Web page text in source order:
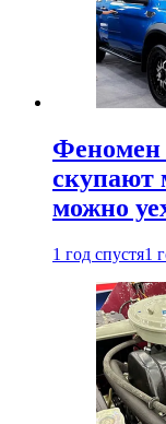
Феномен
скупают
можно
1 год спустя1